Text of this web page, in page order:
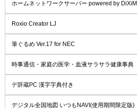
ホームネットワークサーバー powered by DiXiM
Roxio Creator LJ
筆ぐるめ Ver.17 for NEC
時事通信・家庭の医学・血液サラサラ健康事典
デ辞蔵PC 漢字字典付き
デジタル全国地図 いつもNAVI(使用期間限定版)